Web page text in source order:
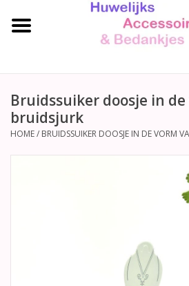
Bruidsaccessoires
Huwelijksreceptie
Bruidssuiker doosje in
bruidsjurk
HOME/ BRUIDSSUIKER DOOSJE IN DE VORM